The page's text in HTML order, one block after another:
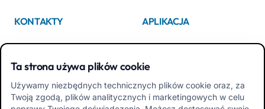
KONTAKTY
Kim jesteśmy
Contattaci
Tel +39 02 84152514
APLIKACJA
App Store
Google Play
Pobierz APK Aplikacja dla
Rodzin
Ta strona używa plików cookie
Używamy niezbędnych technicznych plików cookie oraz, za
Twoją zgodą, plików analitycznych i marketingowych w celu